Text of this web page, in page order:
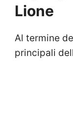
Lione
Al termine
principali